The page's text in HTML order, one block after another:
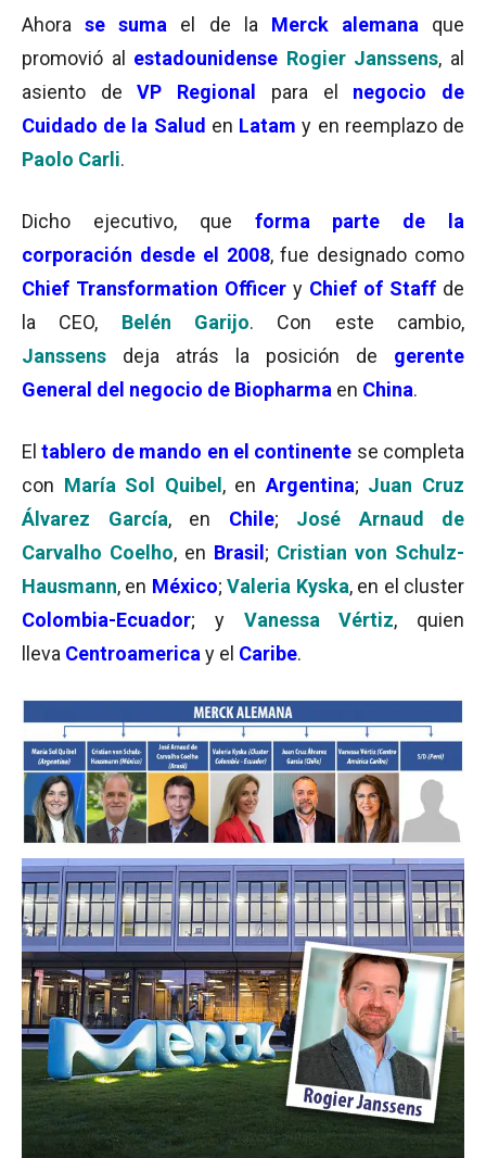
Ahora se suma el de la Merck alemana que
promovió al estadounidense Rogier Janssens, al
asiento deVP Regional para el negocio de
Cuidado de la Salud en Latam y en reemplazo de
Paolo Carli.
Dicho ejecutivo, que forma parte de la
corporación desde el 2008, fue designado como
Chief Transformation Officer y Chief of Staff de
la CEO, Belén Garijo. Con este cambio,
Janssens deja atrás la posición de gerente
General del negocio de Biopharma en China.
El tablero de mando en el continente se completa
con María Sol Quibel , en Argentina; Juan Cruz
Álvarez García, en Chile; José Arnaud de
Carvalho Coelho, en Brasil ; Cristian von Schulz-
Hausmann, en México;Valeria Kyska, en el cluster
Colombia-Ecuador; y Vanessa Vértiz, quien
lleva Centroamerica y el Caribe.